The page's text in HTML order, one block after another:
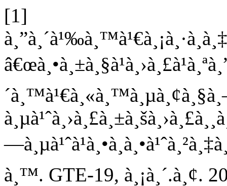
[1]
à¸™. GTE-19, à¸¡à¸´.à¸¢.